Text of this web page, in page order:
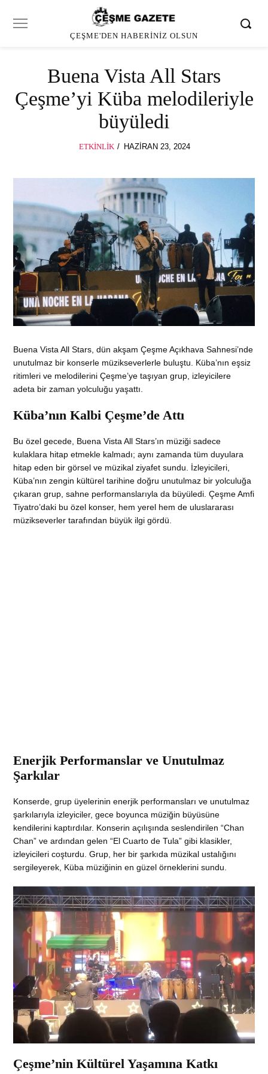
ÇEŞME'DEN HABERINIZ OLSUN
Buena Vista All Stars
Çeşme’yi Küba melodileriyle
büyüledi
ETKINLIK
POSTED
HAZIRAN 23, 2024
Buena Vista All Stars, dün akşam Çeşme Açıkhava Sahnesi’nde
unutulmaz bir konserle müzikseverlerle buluştu. Küba’nın eşsiz
ritimleri ve melodilerini Çeşme’ye taşıyan grup, izleyicilere
adeta bir zaman yolculuğu yaşattı.
Küba’nın Kalbi Çeşme’de Attı
Bu özel gecede, Buena Vista All Stars’ın müziği sadece
kulaklara hitap etmekle kalmadı; aynı zamanda tüm duyulara
hitap eden bir görsel ve müzikal ziyafet sundu. İzleyicileri,
Küba’nın zengin kültürel tarihine doğru unutulmaz bir yolculuğa
çıkaran grup, sahne performanslarıyla da büyüledi. Çeşme Amfi
Tiyatro’daki bu özel konser, hem yerel hem de uluslararası
müzikseverler tarafından büyük ilgi gördü.
Enerjik Performanslar ve Unutulmaz
Şarkılar
Konserde, grup üyelerinin enerjik performansları ve unutulmaz
şarkılarıyla izleyiciler, gece boyunca müziğin büyüsüne
kendilerini kaptırdılar. Konserin açılışında seslendirilen “Chan
Chan” ve ardından gelen “El Cuarto de Tula” gibi klasikler,
izleyicileri coşturdu. Grup, her bir şarkıda müzikal ustalığını
sergileyerek, Küba müziğinin en güzel örneklerini sundu.
Çeşme’nin Kültürel Yaşamına Katkı